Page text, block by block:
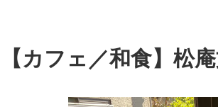
【カフェ／和食】松